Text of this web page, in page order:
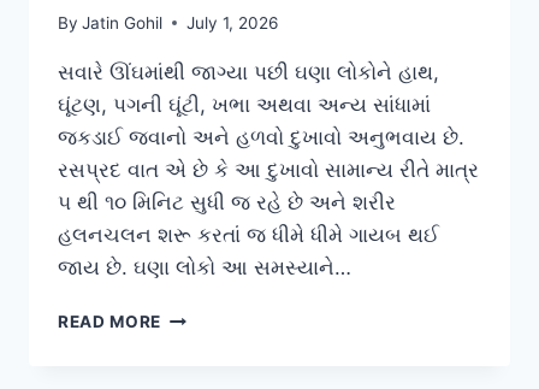
By Jatin Gohil July 1, 2026
સવારે ઊંઘમાંથી જાગ્યા પછી ઘણા લોકોને હાથ,
ઘૂંટણ, પગની ઘૂંટી, ખભા અથવા અન્ય સાંધામાં
જકડાઈ જવાનો અને હળવો દુખાવો અનુભવાય છે.
રસપ્રદ વાત એ છે કે આ દુખાવો સામાન્ય રીતે માત્ર
૫ થી ૧૦ મિનિટ સુધી જ રહે છે અને શરીર
હલનચલન શરૂ કરતાં જ ધીમે ધીમે ગાયબ થઈ
જાય છે. ઘણા લોકો આ સમસ્યાને…
READ MORE સવારે